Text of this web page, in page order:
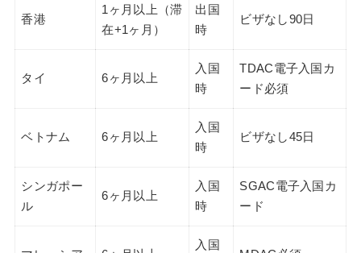
香港
1ヶ月以上（滞
在+1ヶ月）
出国
時
ビザなし90日
タイ 6ヶ月以上
入国
時
TDAC電子入国カ
ード必須
ベトナム 6ヶ月以上
入国
時
ビザなし45日
シンガポー
ル
6ヶ月以上
入国
時
SGAC電子入国カ
ード
入国